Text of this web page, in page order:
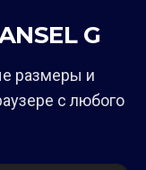
G
размеры и
с любого